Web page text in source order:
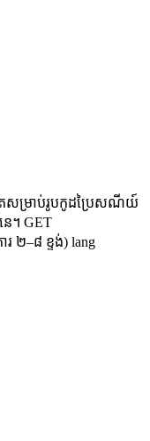
តសម្រាប់រូបកូដប្រៃសណីយ៍
េ។ GET
រ ២–៨ ខ្ទង់) lang